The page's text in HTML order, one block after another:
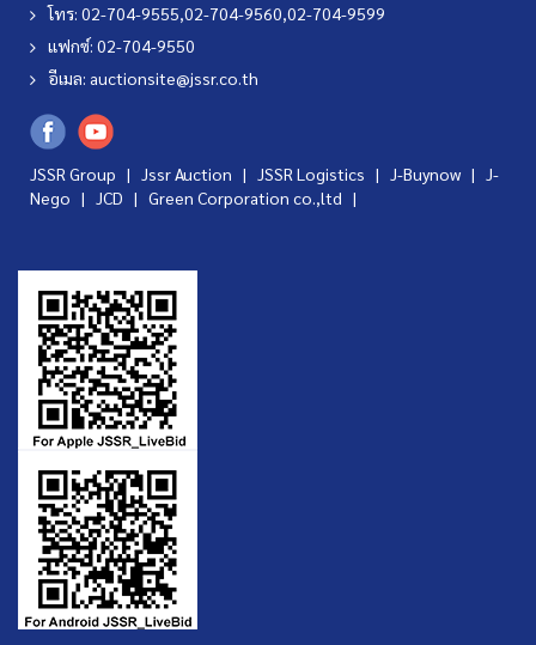
โทร: 02-704-9555,02-704-9560,02-704-9599
แฟกซ์: 02-704-9550
อีเมล: auctionsite@jssr.co.th
JSSR Group | Jssr Auction | JSSR Logistics | J-Buynow | J-
Nego | JCD | Green Corporation co.,ltd |